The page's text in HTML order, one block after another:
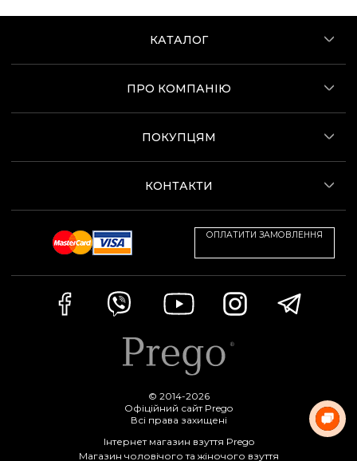
КАТАЛОГ
ПРО КОМПАНІЮ
ПОКУПЦЯМ
КОНТАКТИ
ОПЛАТИТИ ЗАМОВЛЕННЯ
© 2014-2026
Офіційний сайт Prego
Всі права захищені
Інтернет магазин взуття Prego
Магазин чоловічого та жіночого взуття